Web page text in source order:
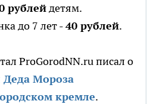
рублейдетям.
до 7 лет -40 рублей.
ProGorodNN.ru писал о
Деда Мороза
кремле.